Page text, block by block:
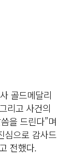
골드메달리
리고 사건의
을 드린다”며
심으로 감사드
전했다.